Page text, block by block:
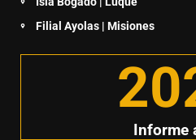
Filial Ayolas | Misiones
Informe